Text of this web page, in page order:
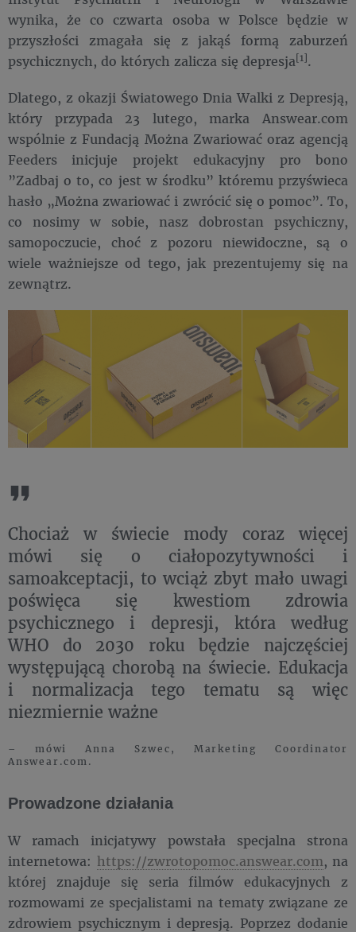
wynika, że co czwarta osoba w Polsce będzie w
przyszłości zmagała się z jakąś formą zaburzeń
psychicznych, do których zalicza się depresja[1] .
Dlatego, z okazji Światowego Dnia Walki z Depresją,
który przypada 23 lutego, marka Answear.com
wspólnie z Fundacją Można Zwariować oraz agencją
Feeders inicjuje projekt edukacyjny pro bono
”Zadbaj o to, co jest w środku” któremu przyświeca
hasło „Można zwariować i zwrócić się o pomoc”. To,
co nosimy w sobie, nasz dobrostan psychiczny,
samopoczucie, choć z pozoru niewidoczne, są o
wiele ważniejsze od tego, jak prezentujemy się na
zewnątrz.
Chociaż w świecie mody coraz więcej
mówi się o ciałopozytywności i
samoakceptacji, to wciąż zbyt mało uwagi
poświęca się kwestiom zdrowia
psychicznego i depresji, która według
WHO do 2030 roku będzie najczęściej
występującą chorobą na świecie. Edukacja
i normalizacja tego tematu są więc
niezmiernie ważne
– mówi Anna Szwec, Marketing Coordinator
Answear.com.
Prowadzone działania
W ramach inicjatywy powstała specjalna strona
internetowa: https://zwrotopomoc.answear.com, na
której znajduje się seria filmów edukacyjnych z
rozmowami ze specjalistami na tematy związane ze
zdrowiem psychicznym i depresją. Poprzez dodanie